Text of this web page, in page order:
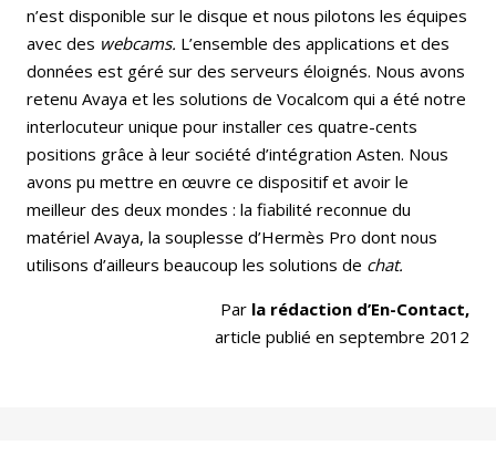
n’est disponible sur le disque et nous pilotons les équipes
avec des webcams. L’ensemble des applications et des
données est géré sur des serveurs éloignés. Nous avons
retenu Avaya et les solutions de Vocalcom qui a été notre
interlocuteur unique pour installer ces quatre-cents
positions grâce à leur société d’intégration Asten. Nous
avons pu mettre en œuvre ce dispositif et avoir le
meilleur des deux mondes : la fiabilité reconnue du
matériel Avaya, la souplesse d’Hermès Pro dont nous
utilisons d’ailleurs beaucoup les solutions de chat.
Par la rédaction d’En-Contact,
article publié en septembre 2012